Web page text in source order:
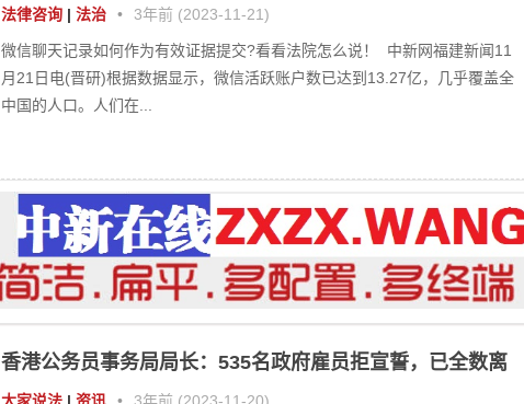
职大家说法|资讯 • 3年前 (2023-11-20)
政府要求非公务员合约雇员须签声明。 （点新闻资料图） 【点新闻报道】政
府前年要求在2020年7月1日或之后按非公务员聘用条款聘用的政府雇员签署
声明，拥护基本法、效...
最高法：“老赖”即使名下无财产，还有这7招